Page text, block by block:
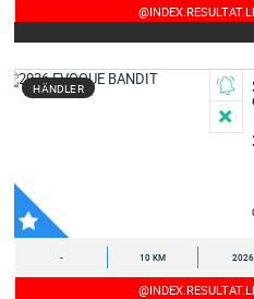
HÄNDLER
- 10 KM 2026